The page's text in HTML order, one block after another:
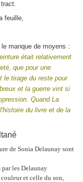
feuille,
manque de moyens :
était relativement
que pour une
le tirage du reste pour
et la guerre vint si
Quand La
du livre et de la
de Sonia Delaunay sont
par les Delaunay
et celle du son,